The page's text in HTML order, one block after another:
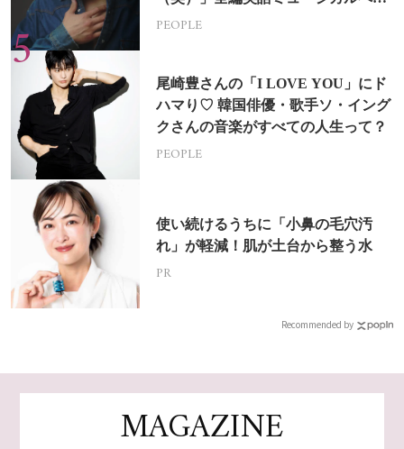
挑戦
PEOPLE
尾崎豊さんの「I LOVE YOU」にド
ハマり♡ 韓国俳優・歌手ソ・イング
クさんの音楽がすべての人生って？
PEOPLE
使い続けるうちに「小鼻の毛穴汚
れ」が軽減！肌が土台から整う水
PR
Recommended by
MAGAZINE